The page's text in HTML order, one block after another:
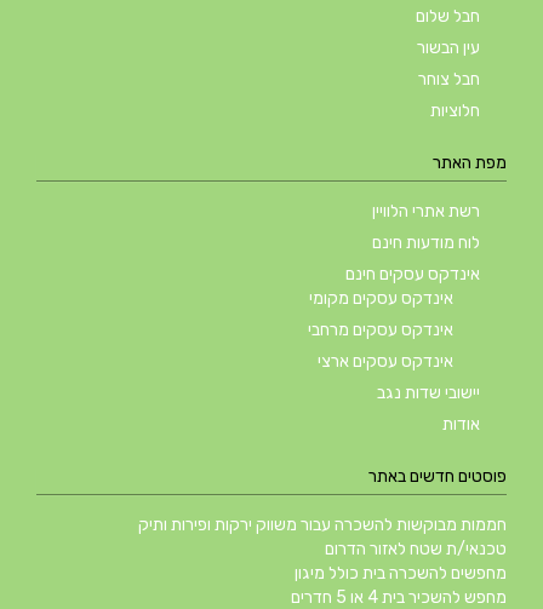
חבל שלום
עין הבשור
חבל צוחר
חלוציות
מפת האתר
רשת אתרי הלוויין
לוח מודעות חינם
אינדקס עסקים חינם
אינדקס עסקים מקומי
אינדקס עסקים מרחבי
אינדקס עסקים ארצי
יישובי שדות נגב
אודות
פוסטים חדשים באתר
חממות מבוקשות להשכרה עבור משווק ירקות ופירות ותיק
טכנאי/ת שטח לאזור הדרום
מחפשים להשכרה בית כולל מיגון
מחפש להשכיר בית 4 או 5 חדרים